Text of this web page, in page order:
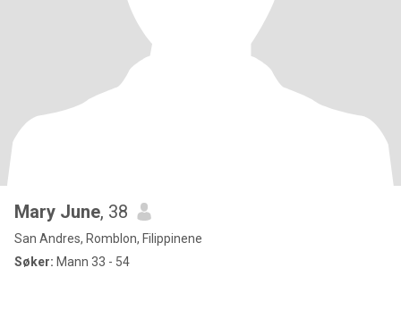
Mary June, 38
San Andres, Romblon, Filippinene
Søker: Mann 33 - 54